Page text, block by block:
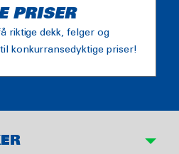
PRISER
riktige dekk, felger og
konkurransedyktige priser!